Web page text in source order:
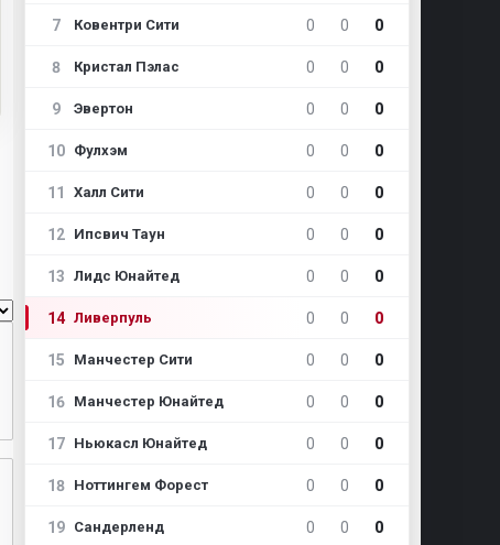
7 Ковентри Сити 0 0 0
8 Кристал Пэлас 0 0 0
9 Эвертон 0 0 0
10 Фулхэм 0 0 0
11 Халл Сити 0 0 0
12 Ипсвич Таун 0 0 0
13 Лидс Юнайтед 0 0 0
14 Ливерпуль 0 0 0
15 Манчестер Сити 0 0 0
16 Манчестер Юнайтед 0 0 0
17 Ньюкасл Юнайтед 0 0 0
18 Ноттингем Форест 0 0 0
19 Сандерленд 0 0 0